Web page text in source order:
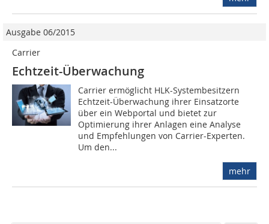
Ausgabe 06/2015
Carrier
Echtzeit-Überwachung
Carrier ermöglicht HLK-Systembesitzern
Echtzeit-Überwachung ihrer Einsatzorte
über ein Webportal und bietet zur
Optimierung ihrer Anlagen eine Analyse
und Empfehlungen von Carrier-Experten.
Um den...
mehr